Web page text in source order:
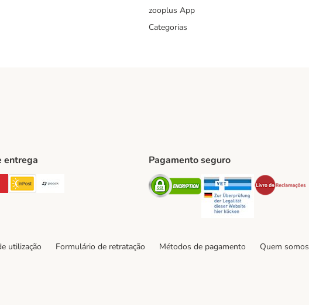
zooplus App
Categorias
Method
entrega
Shipping Method
CTTExpress Shipping Method
InPost Shipping Method
Paack Shipping Method
Pagamento seguro
Security Security
utilização Formulário de retratação Métodos de pagamento Quem somos